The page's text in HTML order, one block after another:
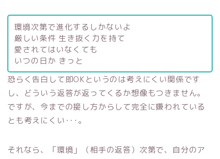
環境次第で進化するしかないよ
厳しい条件 生き抜く力を持て
愛されてはいなくても
いつの日か きっと
恐らく告白して即OKというのは考えにくい関係です
し、どういう返答が返ってくるか想像もつきません。
ですが、今までの接し方からして完全に嫌われている
とも考えにくい･･･。
それなら、「環境」（相手の返答）次第で、自分のア